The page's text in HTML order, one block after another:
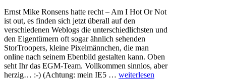
Ernst Mike Ronsens hatte recht – Am I Hot Or Not
ist out, es finden sich jetzt überall auf den
verschiedenen Weblogs die unterschiedlichsten und
den Eigentümern oft sogar ähnlich sehenden
StorTroopers, kleine Pixelmännchen, die man
online nach seinem Ebenbild gestalten kann. Oben
seht Ihr das EGM-Team. Vollkommen sinnlos, aber
herzig… :-) (Achtung: mein IE5 … weiterlesen